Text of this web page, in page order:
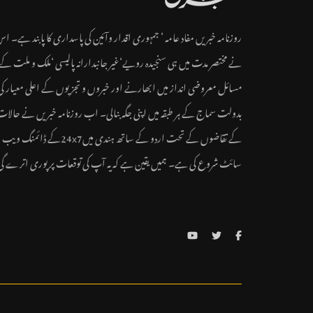
روزنامہ خبریں مفاد عامہ ‘ جمہوری اقدار وآئین کی پاسداری کا پابند ہے۔
نے مختصر مدت میں ہی سنجیدہ رویے‘غیر جانبدارانہ پالیسی ‘ملک و ملت
مسائل معروضی انداز میں ابھارنے اور خبروں و تجزیوں کے اعلی معیار
بدولت سماج کے ہر طبقہ میں اپنی جگہ بنالی۔ اب روزنامہ خبریں نے
کے تقاضوں کے تحت اردو کے ساتھ ہندی میں24x7کے ڈائمنگ ویب
سائٹ شروع کی ہے۔ ہمیں یقین ہے کہ یہ آپ کی توقعات پر پوری اترے